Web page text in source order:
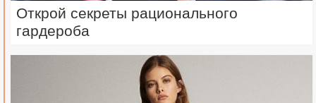
Открой секреты рационального
гардероба